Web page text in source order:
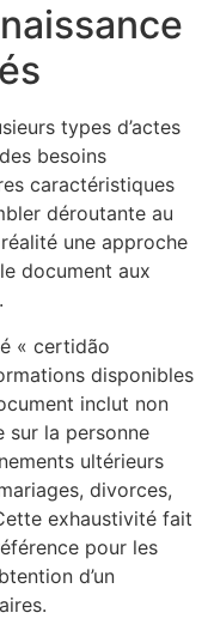
types d’actes
besoins
caractéristiques
déroutante au
une approche
document aux
« certidão
disponibles
inclut non
sur la personne
ultérieurs
divorces,
exhaustivité fait
pour les
d’un